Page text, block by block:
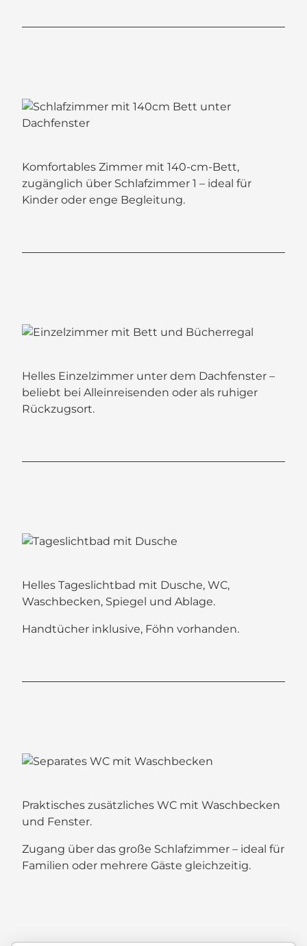
Komfortables Zimmer mit 140-cm-Bett,
zugänglich über Schlafzimmer 1 – ideal für
Kinder oder enge Begleitung.
Helles Einzelzimmer unter dem Dachfenster –
beliebt bei Alleinreisenden oder als ruhiger
Rückzugsort.
Helles Tageslichtbad mit Dusche, WC,
Waschbecken, Spiegel und Ablage.
Handtücher inklusive, Föhn vorhanden.
Praktisches zusätzliches WC mit Waschbecken
und Fenster.
Zugang über das große Schlafzimmer – ideal für
Familien oder mehrere Gäste gleichzeitig.